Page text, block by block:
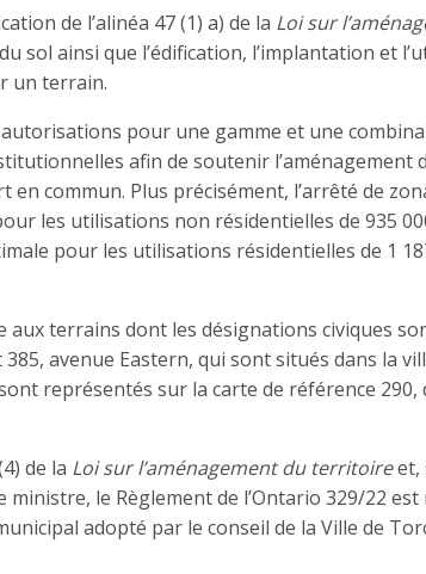
de l’alinéa 47 (1) a) de la Loi sur
sol ainsi que l’édification, l’implantation et
un terrain.
pour une gamme et une
afin de soutenir l’aménagement
commun. Plus précisément, l’arrêté de
les utilisations non résidentielles de 935
pour les utilisations résidentielles de 1
aux terrains dont les désignations civiques
avenue Eastern, qui sont situés dans la
représentés sur la carte de référence
de la Loi sur l’aménagement du territoireet,
ministre, le Règlement de l’Ontario 329/22
adopté par le conseil de la Ville de